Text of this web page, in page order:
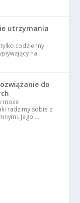
utrzymania
codzienny
na
do
może
radzimy sobie z
Jego …